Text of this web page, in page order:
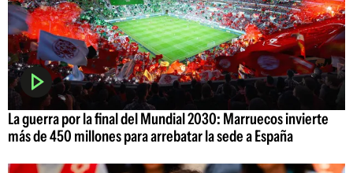
La guerra por la final del Mundial 2030: Marruecos invierte
más de 450 millones para arrebatar la sede a España